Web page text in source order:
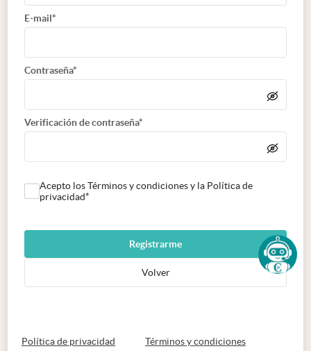
E-mail*
Contraseña*
Verificación de contraseña*
Acepto los Términos y condiciones y la Política de
privacidad*
Registrarme
Volver
Política de privacidad abre en nueva pestaña
Términos y condicionesabre en nueva